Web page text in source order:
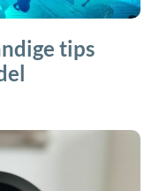
tips